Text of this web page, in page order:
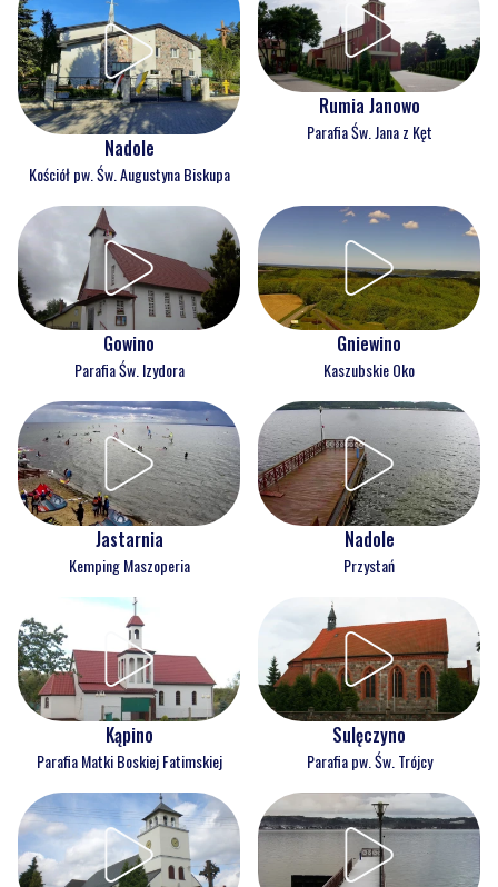
Nadole
Kościół pw. Św. Augustyna Biskupa
Rumia Janowo
Parafia Św. Jana z Kęt
Gowino
Parafia Św. Izydora
Gniewino
Kaszubskie Oko
Jastarnia
Kemping Maszoperia
Nadole
Przystań
Kąpino
Parafia Matki Boskiej Fatimskiej
Sulęczyno
Parafia pw. Św. Trójcy